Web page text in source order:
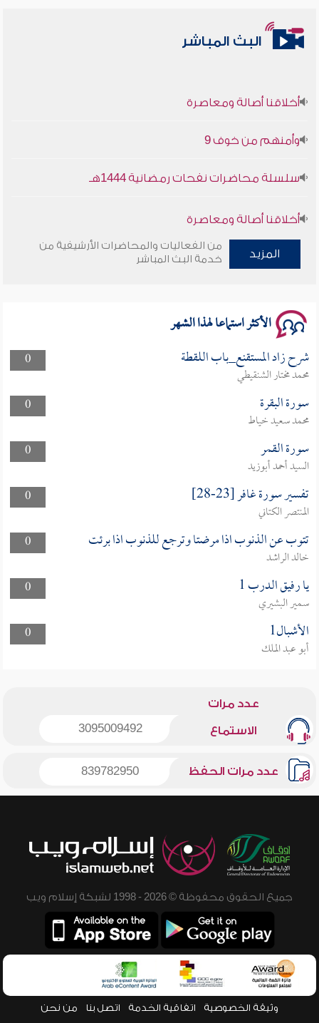
البث المباشر
أخلاقنا أصالة ومعاصرة
وأمنهم من خوف 9
سلسلة محاضرات نفحات رمضانية 1444هـ
أخلاقنا أصالة ومعاصرة
وأمنهم من خوف 9
المزيد
من الفعاليات والمحاضرات الأرشيفية من
خدمة البث المباشر
الأكثر استماعا لهذا الشهر
0 شرح زاد المستقنع_باب اللقطة
محمد مختار الشنقيطي
0
سورة البقرة
محمد سعيد خياط
0
سورة القمر
السيد أحمد أبوزيد
0
تفسير سورة غافر [23-28]
المنتصر الكتاني
0
تتوب عن الذنوب اذا مرضتا وترجع للذنوب اذا برئت
خالد الراشد
0
يا رفيق الدرب 1
سمير البشيري
0
الأشبال1
أبو عبد الملك
عدد مرات
الاستماع 3095009492
عدد مرات الحفظ 839782950
جميع الحقوق محفوظة © 2026 - 1998 لشبكة إسلام ويب
وثيقة الخصوصية اتفاقية الخدمة اتصل بنا من نحن